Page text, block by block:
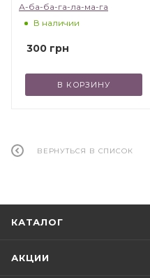
А-ба-ба-га-ла-ма-га
В наличии
300 грн
В КОРЗИНУ
ВЕРНУТЬСЯ В СПИСОК
КАТАЛОГ
АКЦИИ